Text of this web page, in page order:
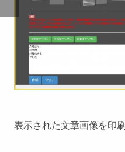
表示された文章画像を印刷